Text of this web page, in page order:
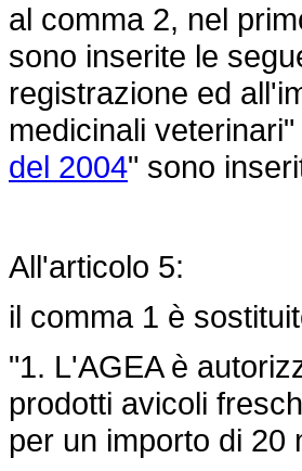
al comma 2, nel
sono inserite le
registrazione ed
medicinali
del 2004" sono
All'articolo 5:
il comma 1 è
"1. L'AGEA è
prodotti avicoli
per un importo di 20